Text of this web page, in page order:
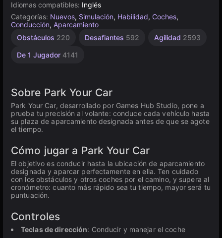
Idiomas compatibles: Inglés
Categorías: Nuevos, Simulación, Habilidad, Coches,
Conducción, Aparcamiento
Obstáculos 220 Desafiantes 592 Agilidad 2593
De 1 Jugador 4141
Sobre Park Your Car
Park Your Car, desarrollado por Games Hub Studio, pone a
prueba tu precisión al volante: conduce cada vehículo hasta
su plaza de aparcamiento designada antes de que se agote
el tiempo.
Cómo jugar a Park Your Car
El objetivo es conducir hasta la ubicación de aparcamiento
designada y aparcar perfectamente en ella. Ten cuidado
con los obstáculos y otros coches por el camino, y supera al
cronómetro: cuanto más rápido sea tu tiempo, mayor será tu
puntuación.
Controles
Teclas de dirección: Conducir y manejar el coche